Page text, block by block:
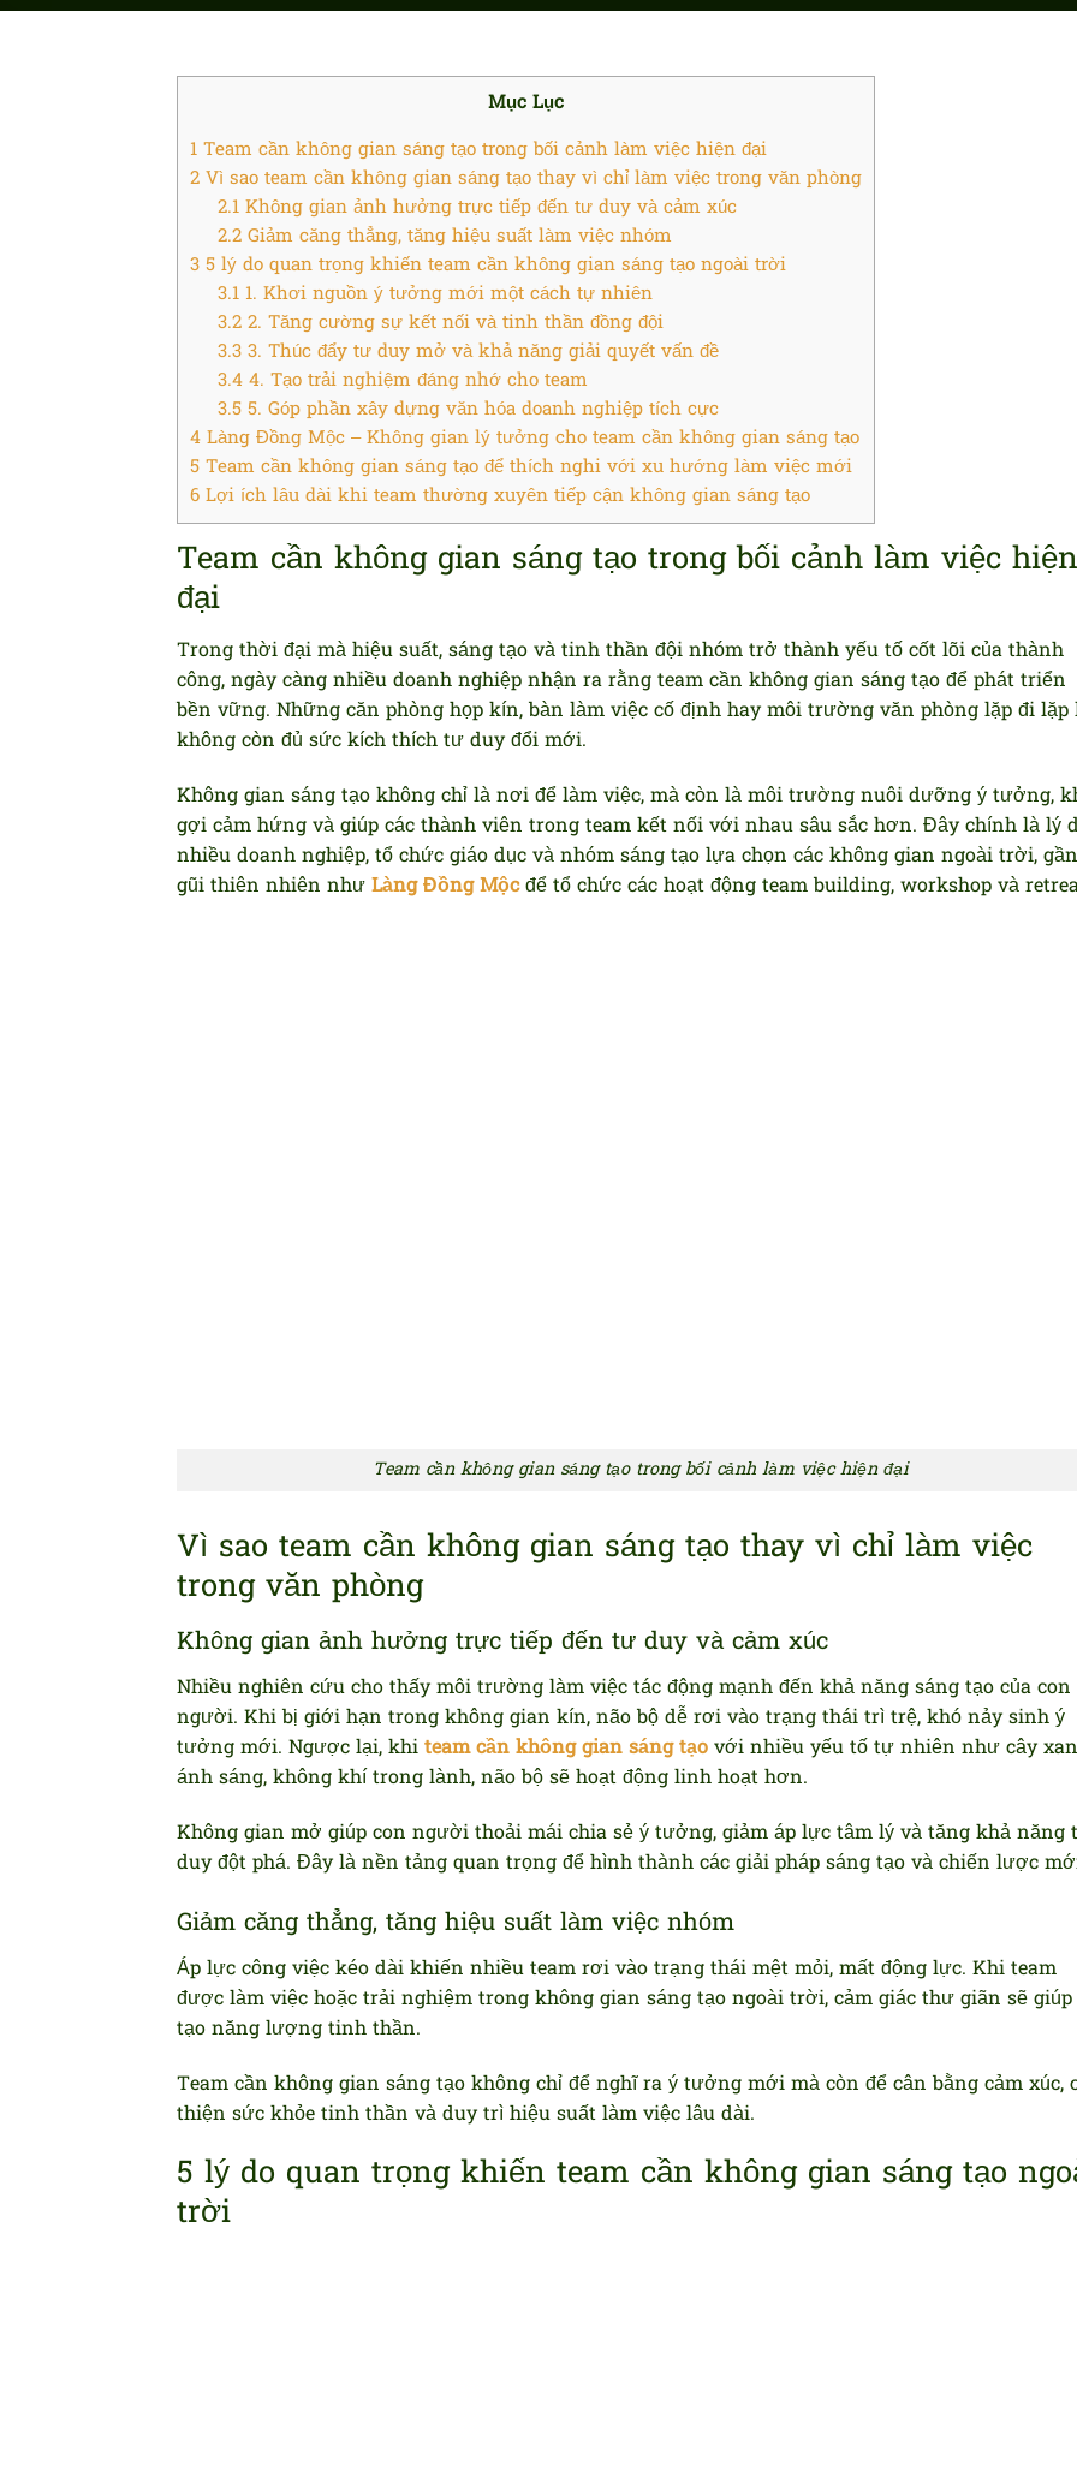
Mục Lục
1 Team cần không gian sáng tạo trong bối cảnh làm việc hiện đại
2 Vì sao team cần không gian sáng tạo thay vì chỉ làm việc trong văn phòng
2.1Không gian ảnh hưởng trực tiếp đến tư duy và cảm xúc
2.2Giảm căng thẳng, tăng hiệu suất làm việc nhóm
3 5 lý do quan trọng khiến team cần không gian sáng tạo ngoài trời
3.11. Khơi nguồn ý tưởng mới một cách tự nhiên
3.22. Tăng cường sự kết nối và tinh thần đồng đội
3.33. Thúc đẩy tư duy mở và khả năng giải quyết vấn đề
3.44. Tạo trải nghiệm đáng nhớ cho team
3.55. Góp phần xây dựng văn hóa doanh nghiệp tích cực
4 Làng Đồng Mộc – Không gian lý tưởng cho team cần không gian sáng tạo
5 Team cần không gian sáng tạo để thích nghi với xu hướng làm việc mới
6 Lợi ích lâu dài khi team thường xuyên tiếp cận không gian sáng tạo
Team cần không gian sáng tạo trong bối cảnh làm việc hiện
đại
Trong thời đại mà hiệu suất, sáng tạo và tinh thần đội nhóm trở thành yếu tố cốt lõi của thành
công, ngày càng nhiều doanh nghiệp nhận ra rằng team cần không gian sáng tạo để phát triển
bền vững. Những căn phòng họp kín, bàn làm việc cố định hay môi trường văn phòng lặp đi lặp
không còn đủ sức kích thích tư duy đổi mới.
Không gian sáng tạo không chỉ là nơi để làm việc, mà còn là môi trường nuôi dưỡng ý tưởng,
gợi cảm hứng và giúp các thành viên trong team kết nối với nhau sâu sắc hơn. Đây chính là lý
nhiều doanh nghiệp, tổ chức giáo dục và nhóm sáng tạo lựa chọn các không gian ngoài trời, gần
gũi thiên nhiên như Làng Đồng Mộcđể tổ chức các hoạt động team building, workshop và
Team cần không gian sáng tạo trong bối cảnh làm việc hiện đại
Vì sao team cần không gian sáng tạo thay vì chỉ làm việc
trong văn phòng
Không gian ảnh hưởng trực tiếp đến tư duy và cảm xúc
Nhiều nghiên cứu cho thấy môi trường làm việc tác động mạnh đến khả năng sáng tạo của con
người. Khi bị giới hạn trong không gian kín, não bộ dễ rơi vào trạng thái trì trệ, khó nảy sinh ý
tưởng mới. Ngược lại, khi team cần không gian sáng tạo với nhiều yếu tố tự nhiên như cây
ánh sáng, không khí trong lành, não bộ sẽ hoạt động linh hoạt hơn.
Không gian mở giúp con người thoải mái chia sẻ ý tưởng, giảm áp lực tâm lý và tăng khả năng
duy đột phá. Đây là nền tảng quan trọng để hình thành các giải pháp sáng tạo và chiến lược
Giảm căng thẳng, tăng hiệu suất làm việc nhóm
Áp lực công việc kéo dài khiến nhiều team rơi vào trạng thái mệt mỏi, mất động lực. Khi team
được làm việc hoặc trải nghiệm trong không gian sáng tạo ngoài trời, cảm giác thư giãn sẽ
tạo năng lượng tinh thần.
Team cần không gian sáng tạo không chỉ để nghĩ ra ý tưởng mới mà còn để cân bằng cảm xúc,
thiện sức khỏe tinh thần và duy trì hiệu suất làm việc lâu dài.
5 lý do quan trọng khiến team cần không gian sáng tạo
trời